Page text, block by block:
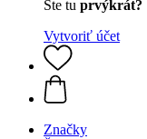
Ste tu prvýkrát?
Vytvoriť účet
Značky